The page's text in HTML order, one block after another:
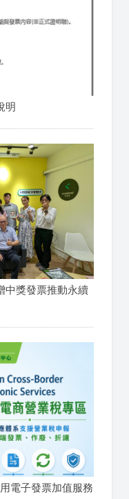
明
中獎發票推動永續
電子發票加值服務